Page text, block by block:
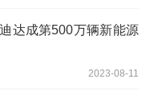
达成第500万辆新能源
2023-08-11